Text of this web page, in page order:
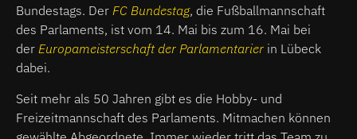
Bundestags. Der FC Bundestag, die Fußballmannschaft
des Parlaments, ist vom 14. Mai bis zum 16. Mai bei
der Europameisterschaft der Parlamentarier in Lübeck
dabei.
Seit mehr als 50 Jahren gibt es die Hobby- und
Freizeitmannschaft des Parlaments. Mitmachen können